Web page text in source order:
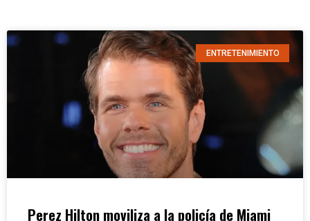
ENTRETENIMIENTO
Perez Hilton moviliza a la policía de Miami